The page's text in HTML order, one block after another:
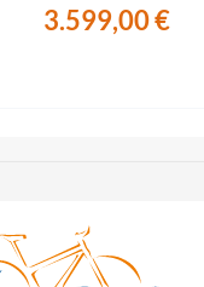
3.599,00 €